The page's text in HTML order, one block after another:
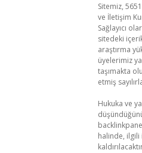
Sitemiz,
ve İletişim
Sağlayıcı
sitedeki
araştırma
üyelerimiz
taşımakta
etmiş
Hukuka ve
halinde,